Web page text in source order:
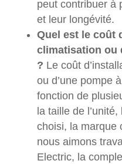
peut contribuer à
et leur longévité.
Quel est le coût
climatisation ou
? Le coût
ou d’une pompe
fonction de
la taille de
choisi, la marque
nous aimons
Electric, la